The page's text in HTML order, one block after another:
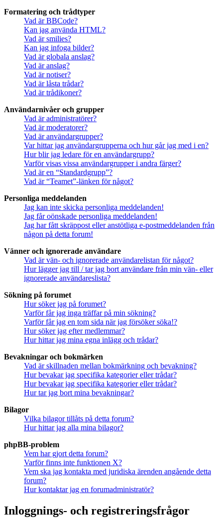
Formatering och trådtyper
Vad är BBCode?
Kan jag använda HTML?
Vad är smilies?
Kan jag infoga bilder?
Vad är globala anslag?
Vad är anslag?
Vad är notiser?
Vad är låsta trådar?
Vad är trådikoner?
Användarnivåer och grupper
Vad är administratörer?
Vad är moderatorer?
Vad är användargrupper?
Var hittar jag användargrupperna och hur går jag med i en?
Hur blir jag ledare för en användargrupp?
Varför visas vissa användargrupper i andra färger?
Vad är en “Standardgrupp”?
Vad är “Teamet”-länken för något?
Personliga meddelanden
Jag kan inte skicka personliga meddelanden!
Jag får oönskade personliga meddelanden!
Jag har fått skräppost eller anstötliga e-postmeddelanden från
någon på detta forum!
Vänner och ignorerade användare
Vad är vän- och ignorerade användarelistan för något?
Hur lägger jag till / tar jag bort användare från min vän- eller
ignorerade användareslista?
Sökning på forumet
Hur söker jag på forumet?
Varför får jag inga träffar på min sökning?
Varför får jag en tom sida när jag försöker söka!?
Hur söker jag efter medlemmar?
Hur hittar jag mina egna inlägg och trådar?
Bevakningar och bokmärken
Vad är skillnaden mellan bokmärkning och bevakning?
Hur bevakar jag specifika kategorier eller trådar?
Hur bevakar jag specifika kategorier eller trådar?
Hur tar jag bort mina bevakningar?
Bilagor
Vilka bilagor tillåts på detta forum?
Hur hittar jag alla mina bilagor?
phpBB-problem
Vem har gjort detta forum?
Varför finns inte funktionen X?
Vem ska jag kontakta med juridiska ärenden angående detta
forum?
Hur kontaktar jag en forumadministratör?
Inloggnings- och registreringsfrågor